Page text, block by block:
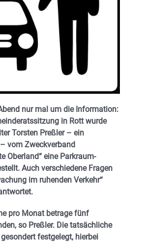
nur mal um die Information:
in Rott wurde
Torsten Preßler – ein
vom Zweckverband
Oberland“ eine Parkraum-
Auch verschiedene Fragen
im ruhenden Verkehr“
pro Monat betrage fünf
so Preßler. Die tatsächliche
festgelegt, hierbei